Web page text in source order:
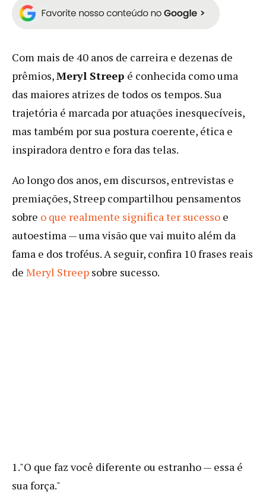
Com mais de 40 anos de carreira e dezenas de
prêmios,Meryl Streep é conhecida como uma
das maiores atrizes de todos os tempos. Sua
trajetória é marcada por atuações inesquecíveis,
mas também por sua postura coerente, ética e
inspiradora dentro e fora das telas.
Ao longo dos anos, em discursos, entrevistas e
premiações, Streep compartilhou pensamentos
sobre o que realmente significa ter sucesso e
autoestima — uma visão que vai muito além da
fama e dos troféus. A seguir, confira 10 frases reais
de Meryl Streep sobre sucesso.
1."O que faz você diferente ou estranho — essa é
sua força."